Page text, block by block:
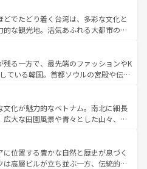
。 なお、新着のアメリカ
覧を参照してほしい。
訪れる人々を迎えてくれるハワイの
カルフードやハワイアンミュージッ
ンスなど、すべてがハワイの魅力を彩
お、新着のハワイ情報
参照してほしい。
部にそびえるウルル（エアーズロッ
美しい原生林やケアンズの熱帯雨林な
さん。また、カフェやワイン、オージ
も充実しており、サーフィンやダイ
など、アウトドア好きにはたまらな
の多彩な魅力を存分に味わいつくそ
どでたどり着く台湾は、多彩な文化と
的な観光地。活気あふれる大都市の台
帯である台湾東部など、都市の喧騒
存しており、訪れる人に新しい発見と
れる。また、奥深い台湾の食文化も魅
イーツなど、バラエティ豊かな料理
。 なお、新着の台湾情報は コンテンツ一覧を参
残る一方で、最先端のファッションやK
ている韓国。首都ソウルの宮殿や伝統
ば四季折々の自然美を楽しむことが
ムチや焼肉、絶品のストリートフード
国料理が待っている。夜には、韓国な
、韓国の多彩な魅力を心ゆくまで味
わってみてほしい。 なお、新着の韓国情報はコンテンツ一
。
文化が魅力的なベトナム。南北に細長
広大な田園風景や青々とした山々、世
が息づく。ハノイの古い町並みやホ
ス統治時代の建物も、独特の雰囲気を
た、バラエティの豊かさとおいしさで
に位置する豊かな自然と歴史が息づく
は高層ビルが立ち並ぶ一方、伝統的な